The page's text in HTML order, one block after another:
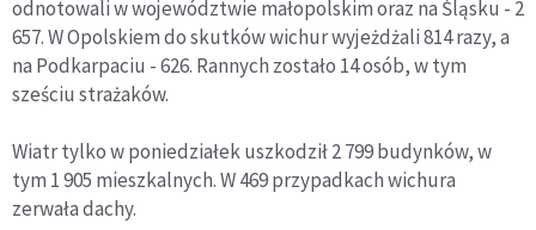
odnotowali w województwie małopolskim oraz na Śląsku - 2
657. W Opolskiem do skutków wichur wyjeżdżali 814 razy, a
na Podkarpaciu - 626. Rannych zostało 14 osób, w tym
sześciu strażaków.
Wiatr tylko w poniedziałek uszkodził 2 799 budynków, w
tym 1 905 mieszkalnych. W 469 przypadkach wichura
zerwała dachy.